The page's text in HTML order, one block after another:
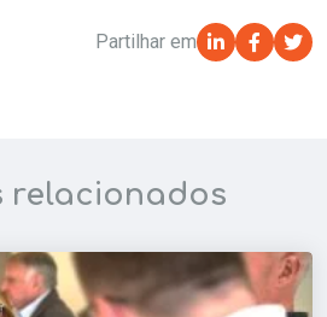
Partilhar em
relacionados